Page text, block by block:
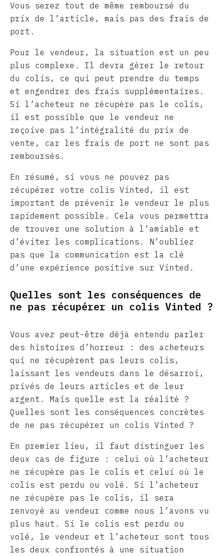
Vous serez tout de même remboursé du
prix de l’article, mais pas des frais de
port.
Pour le vendeur, la situation est un peu
plus complexe. Il devra gérer le retour
du colis, ce qui peut prendre du temps
et engendrer des frais supplémentaires.
Si l’acheteur ne récupère pas le colis,
il est possible que le vendeur ne
reçoive pas l’intégralité du prix de
vente, car les frais de port ne sont pas
remboursés.
En résumé, si vous ne pouvez pas
récupérer votre colis Vinted, il est
important de prévenir le vendeur le plus
rapidement possible. Cela vous permettra
de trouver une solution à l’amiable et
d’éviter les complications. N’oubliez
pas que la communication est la clé
d’une expérience positive sur Vinted.
Quelles sont les conséquences de
ne pas récupérer un colis Vinted ?
Vous avez peut-être déjà entendu parler
des histoires d’horreur : des acheteurs
qui ne récupèrent pas leurs colis,
laissant les vendeurs dans le désarroi,
privés de leurs articles et de leur
argent. Mais quelle est la réalité ?
Quelles sont les conséquences concrètes
de ne pas récupérer un colis Vinted ?
En premier lieu, il faut distinguer les
deux cas de figure : celui où l’acheteur
ne récupère pas le colis et celui où le
colis est perdu ou volé. Si l’acheteur
ne récupère pas le colis, il sera
renvoyé au vendeur comme nous l’avons vu
plus haut. Si le colis est perdu ou
volé, le vendeur et l’acheteur sont tous
les deux confrontés à une situation